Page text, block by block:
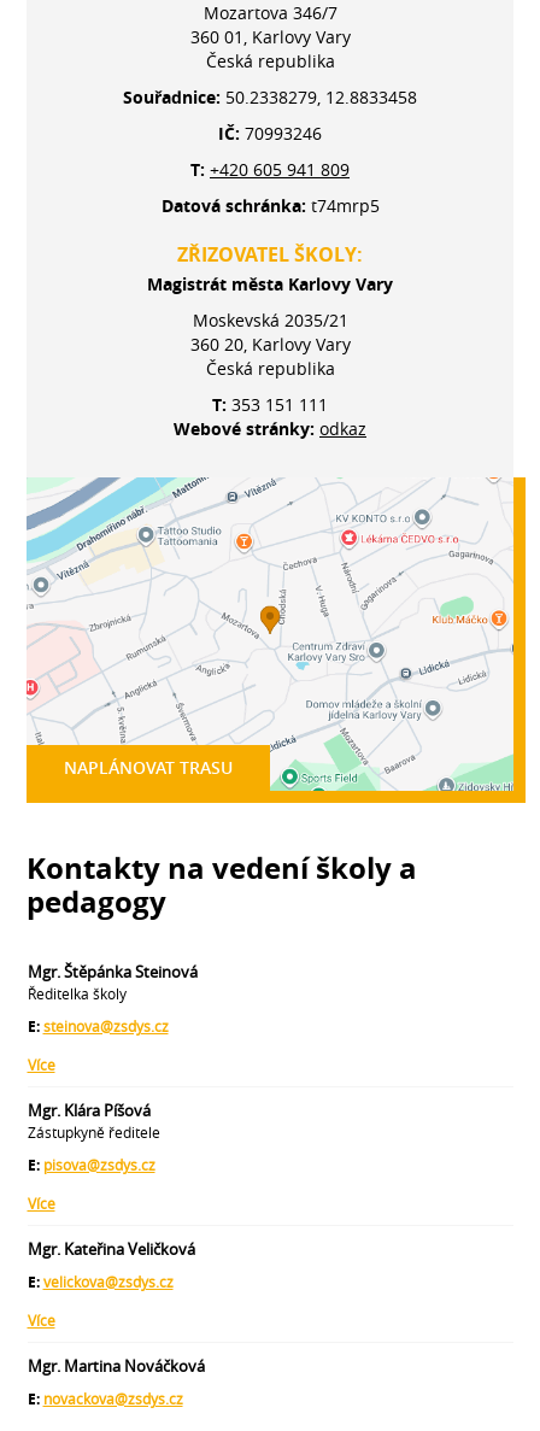
Mozartova 346/7
360 01, Karlovy Vary
Česká republika
Souřadnice: 50.2338279, 12.8833458
IČ: 70993246
T: +420 605 941 809
Datová schránka: t74mrp5
ZŘIZOVATEL ŠKOLY:
Magistrát města Karlovy Vary
Moskevská 2035/21
360 20, Karlovy Vary
Česká republika
T: 353 151 111
Webové stránky: odkaz
NAPLÁNOVAT TRASU
Kontakty na vedení školy a
pedagogy
Mgr. Štěpánka Steinová
Ředitelka školy
E:steinova@zsdys.cz
Více
Mgr. Klára Píšová
Zástupkyně ředitele
E: pisova@zsdys.cz
Více
Mgr. Kateřina Veličková
E:velickova@zsdys.cz
Více
Mgr. Martina Nováčková
E: novackova@zsdys.cz